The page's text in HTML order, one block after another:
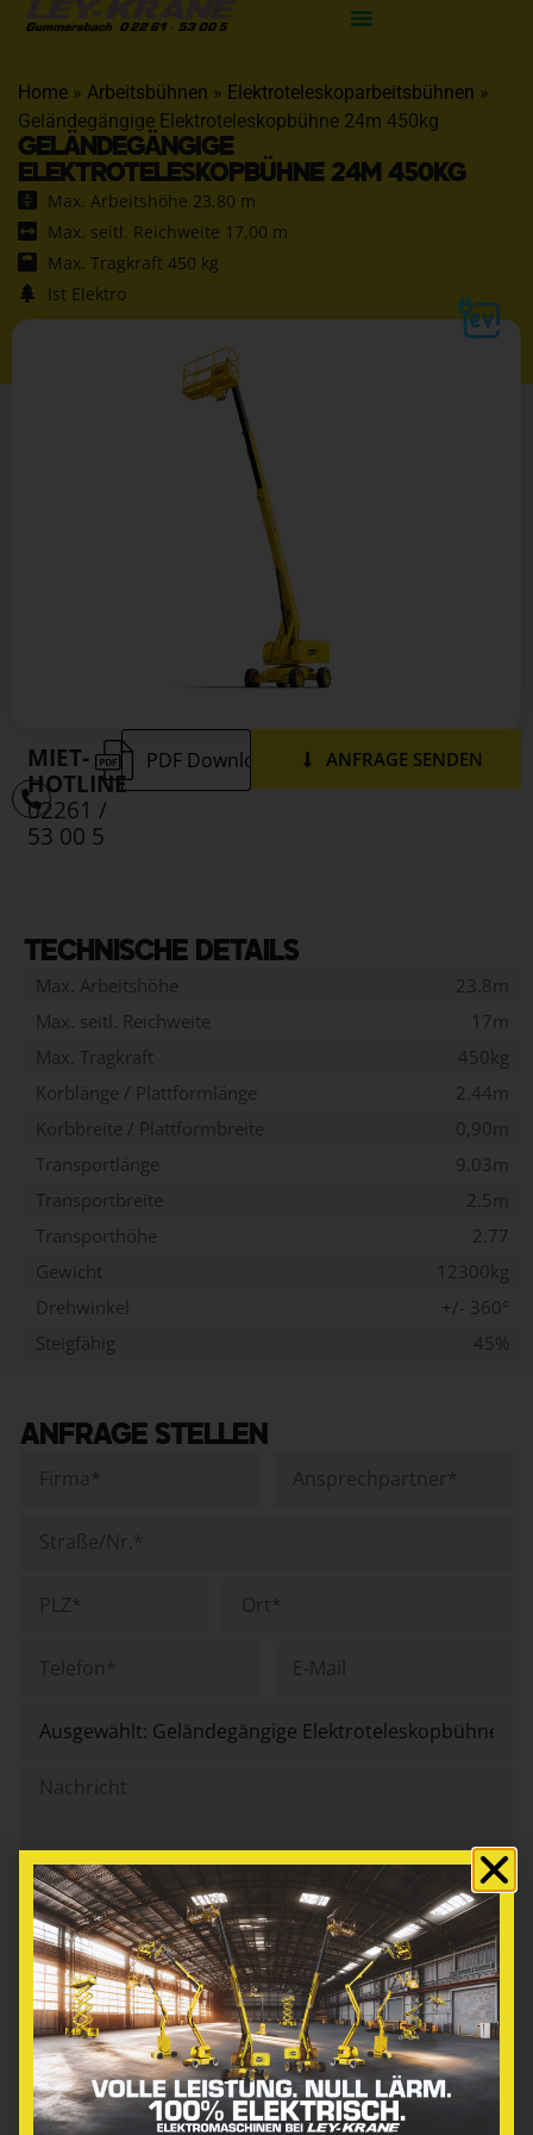
Home » Arbeitsbühnen » Elektroteleskoparbeitsbühnen »
Geländegängige Elektroteleskopbühne 24m 450kg
GELÄNDEGÄNGIGE
ELEKTROTELESKOPBÜHNE 24M 450KG
Max. Arbeitshöhe 23,80 m
Max. seitl. Reichweite 17,00 m
Max. Tragkraft 450 kg
Ist Elektro
TECHNISCHE DETAILS
Max. Arbeitshöhe
23.8m
Max. seitl. Reichweite
17m
Max. Tragkraft
450kg
Korblänge / Plattformlänge
2.44m
Korbbreite / Plattformbreite
0,90m
Transportlänge
9.03m
Transportbreite
2.5m
Transporthöhe
2.77
Gewicht
12300kg
Drehwinkel
+/- 360°
Steigfähig
45%
PDF Download ANFRAGE SENDEN
MIET-
HOTLINE
02261 /
53 00 5
ANFRAGE STELLEN
Ich bin einverstanden, dass die Firma Ley-Krane
GmbH & Co. KG meine Daten für eine
Kontaktaufnahme elektronisch verarbeitet. Die Daten
werden nicht an dritte weitergegeben. Weitere
Informationen und Widerrufshinweise findest du in
derDatenschutzbestimmung..